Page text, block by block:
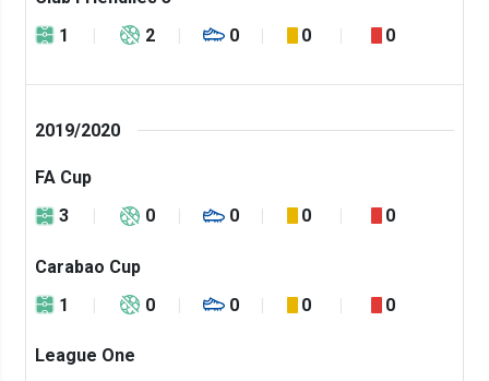
1
2 0 0 0
2019/2020
FA Cup
3
0 0 0 0
Carabao Cup
1
0 0 0 0
League One